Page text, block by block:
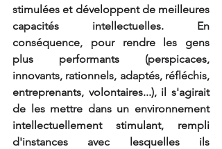
stimulées et développent de meilleures
capacités intellectuelles. En
conséquence, pour rendre les gens
plus performants (perspicaces,
innovants, rationnels, adaptés, réfléchis,
entreprenants, volontaires...), il s'agirait
de les mettre dans un environnement
intellectuellement stimulant, rempli
d'instances avec lesquelles ils